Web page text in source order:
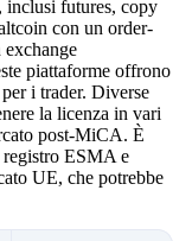
inclusi futures, copy
con un order-
piattaforme offrono
i trader. Diverse
la licenza in vari
post-MiCA. È
registro ESMA e
UE, che potrebbe